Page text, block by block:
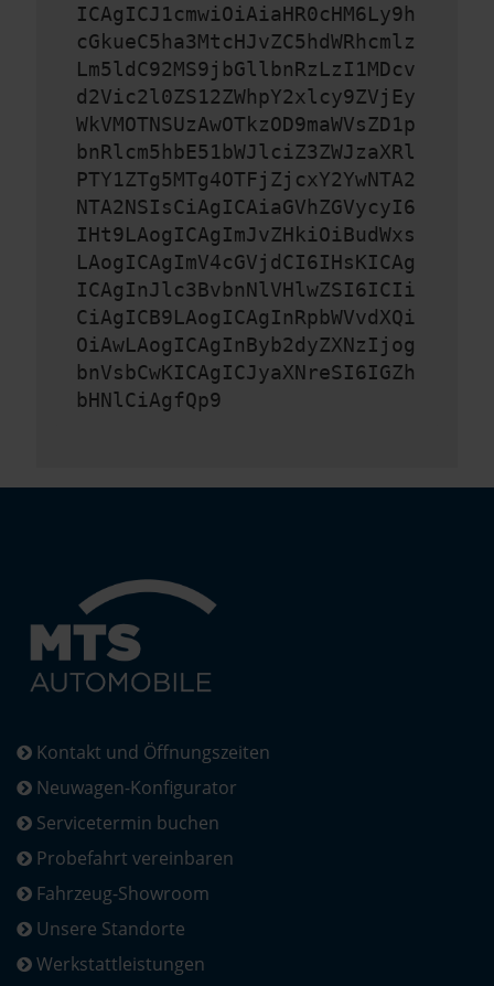
ICAgICJ1cmwiOiAiaHR0cHM6Ly9h
cGkueC5ha3MtcHJvZC5hdWRhcmlz
Lm5ldC92MS9jbGllbnRzLzI1MDcv
d2Vic2l0ZS12ZWhpY2xlcy9ZVjEy
WkVMOTNSUzAwOTkzOD9maWVsZD1p
bnRlcm5hbE51bWJlciZ3ZWJzaXRl
PTY1ZTg5MTg4OTFjZjcxY2YwNTA2
NTA2NSIsCiAgICAiaGVhZGVycyI6
IHt9LAogICAgImJvZHkiOiBudWxs
LAogICAgImV4cGVjdCI6IHsKICAg
ICAgInJlc3BvbnNlVHlwZSI6ICIi
CiAgICB9LAogICAgInRpbWVvdXQi
OiAwLAogICAgInByb2dyZXNzIjog
bnVsbCwKICAgICJyaXNreSI6IGZh
bHNlCiAgfQp9
Kontakt und Öffnungszeiten
Neuwagen-Konfigurator
Servicetermin buchen
Probefahrt vereinbaren
Fahrzeug-Showroom
Unsere Standorte
Werkstattleistungen